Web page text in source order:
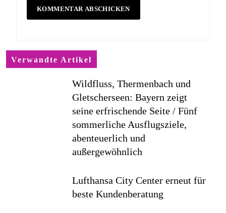
Verwandte Artikel
Wildfluss, Thermenbach und
Gletscherseen: Bayern zeigt
seine erfrischende Seite / Fünf
sommerliche Ausflugsziele,
abenteuerlich und
außergewöhnlich
Lufthansa City Center erneut für
beste Kundenberatung